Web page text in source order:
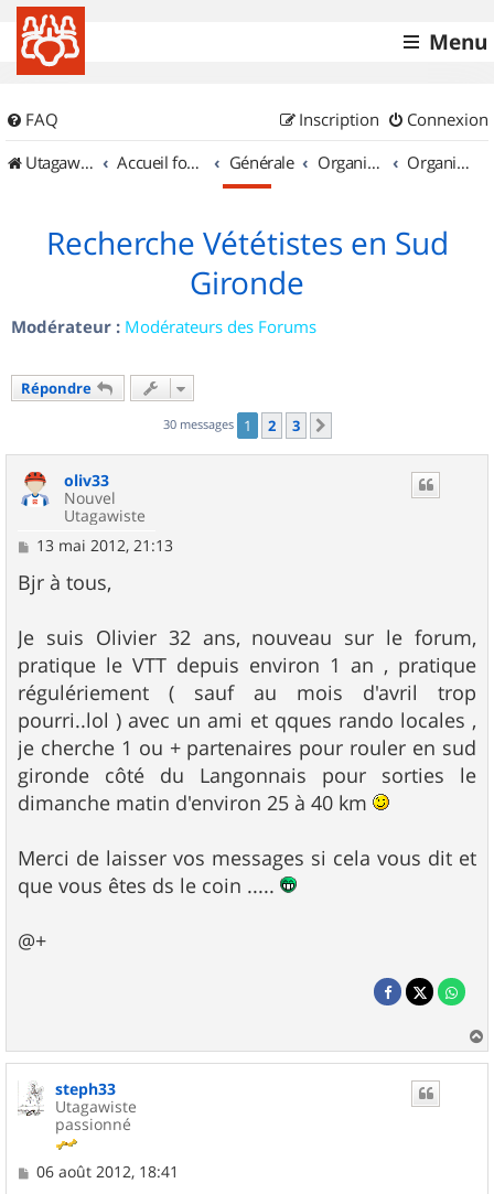
Menu
FAQ Connexion
Inscription
UtagawaVTT (Randos VTT et VTTAE avec traces GPS)
Accueil forum Générale Organisation de sorties & Recherche de partenaires Organisation de sorties en région Aquitaine
Recherche Vététistes en Sud
Gironde
Modérateur : Modérateurs des Forums
Répondre
30 messages 1 2 3
oliv33
Nouvel
Utagawiste
M
s
s
g
e
13 mai 2012, 21:13
Bjr à tous,
Je suis Olivier 32 ans, nouveau sur le forum,
pratique le VTT depuis environ 1 an , pratique
régulériement ( sauf au mois d'avril trop
pourri..lol ) avec un ami et qques rando locales ,
je cherche 1 ou + partenaires pour rouler en sud
gironde côté du Langonnais pour sorties le
dimanche matin d'environ 25 à 40 km
Merci de laisser vos messages si cela vous dit et
que vous êtes ds le coin .....
@+
a
steph33
Utagawiste
passionné
M
06 août 2012, 18:41